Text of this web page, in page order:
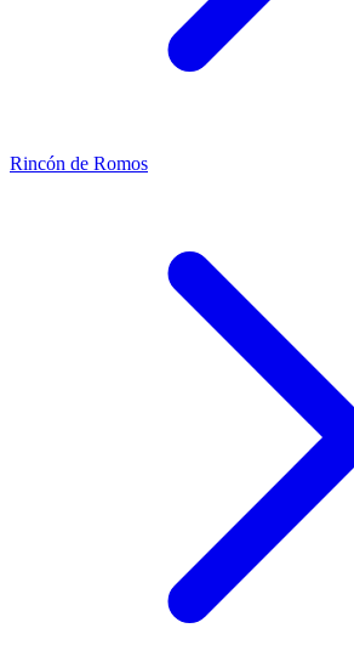
Rincón de Romos